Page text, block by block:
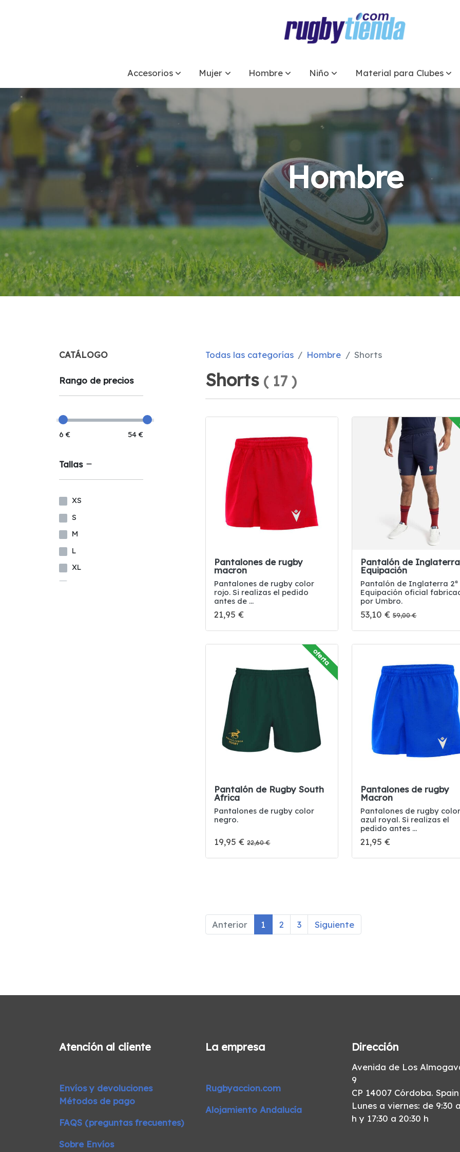
Accesorios Mujer Hombre Niño Material para Clubes
Hombre
CATÁLOGO
Rango de precios
6 € 54 €
Tallas
XS
S
M
L
XL
Todas las categorías Hombre Shorts
Shorts ( 17 )
Pantalones de rugby
macron
Pantalones de rugby color
rojo. Si realizas el pedido
antes de ...
21,95 €
Pantalón de Inglaterra
Equipación
Pantalón de Inglaterra 2ª
Equipación oficial
por Umbro.
53,10 €59,00 €
Pantalón de Rugby South
Africa
Pantalones de rugby color
negro.
19,95 €22,60 €
oferta
Pantalones de rugby
Macron
Pantalones de rugby color
azul royal. Si realizas el
pedido antes ...
21,95 €
Anterior 1 2 3 Siguiente
Atención al cliente
Envíos y devoluciones
Métodos de pago
FAQS (preguntas frecuentes)
Sobre Envíos
La empresa
Rugbyaccion.com
Alojamiento Andalucía
Dirección
Avenida de Los
9
CP 14007 Córdoba. Spain
Lunes a viernes: de 9:30
h y 17:30 a 20:30 h